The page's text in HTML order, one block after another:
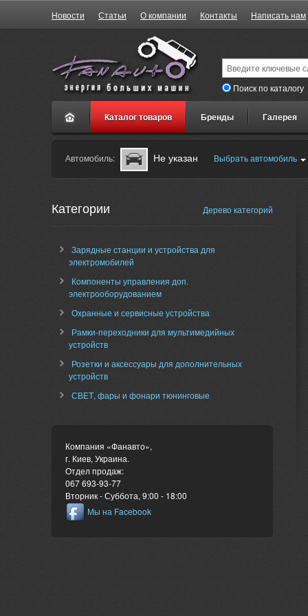
Новости Статьи О компании Контакты Написать нам
Поиск по каталогу
Каталог товаров Бренды Галерея
Автомобиль: Не указан Выбрать автомобиль
Категории Дерево категорий
Зарядные станции и устройства для
электромобилей
Компоненты управления доп.
электрооборудованием
Охранные и сервисные устройства
Рамки-переходники для мультимедийных
устройств
Розетки и аксессуары для дополнительных
устройств
СВЕТ, фары и фонари тюнинговые
Компания «Фанавто»,
г. Киев, Украина.
Отдел продаж:
067 693-93-77
Вторник - Суббота, 9:00 - 18:00
Мы на Facebook